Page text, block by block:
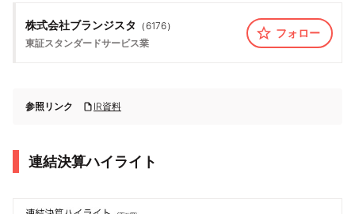
株式会社ブランジスタ （6176）
東証スタンダードサービス業
フォロー
参照リンク IR資料
連結決算ハイライト